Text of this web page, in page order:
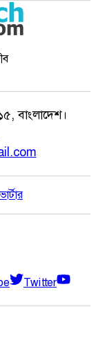
বাংলাদেশ।
Twitter